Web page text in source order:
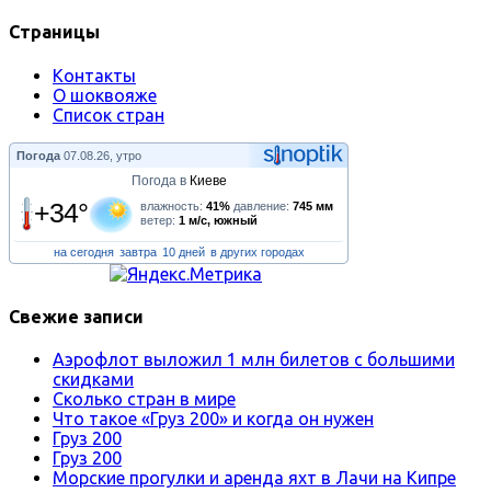
Страницы
Контакты
О шоквояже
Список стран
Погода 07.08.26, утро
Погода в Киеве
+34° влажность: 41% давление: 745 мм
ветер: 1 м/с, южный
на сегодня завтра 10 дней в других городах
Свежие записи
Аэрофлот выложил 1 млн билетов с большими
скидками
Сколько стран в мире
Что такое «Груз 200» и когда он нужен
Груз 200
Груз 200
Морские прогулки и аренда яхт в Лачи на Кипре